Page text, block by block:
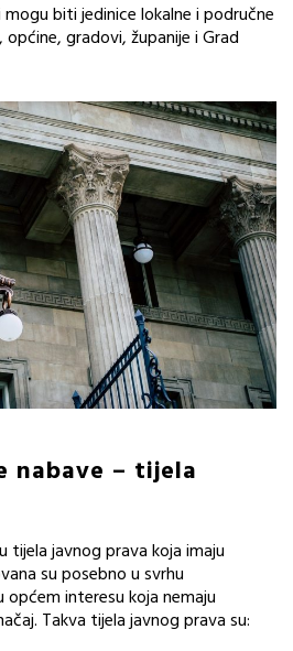
biti jedinice lokalne i područne
gradovi, županije i Grad
nabave – tijela
tijela javnog prava koja imaju
su posebno u svrhu
interesu koja nemaju
Takva tijela javnog prava su: